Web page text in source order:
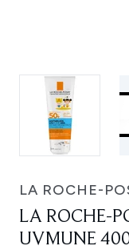
LA ROCHE-
LA ROCHE-
UVMUNE